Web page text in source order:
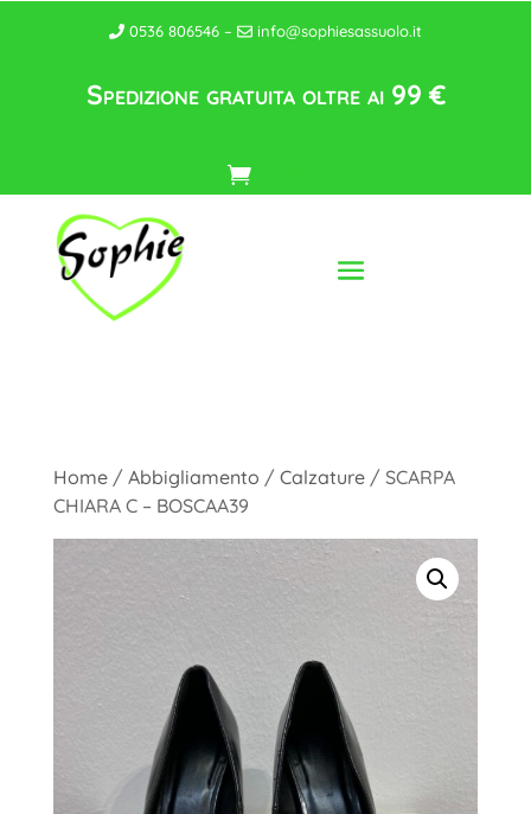
0536 806546 – info@sophiesassuolo.it
Spedizione gratuita oltre ai 99 €
Home/ Abbigliamento / Calzature/ SCARPA
CHIARA C – BOSCAA39